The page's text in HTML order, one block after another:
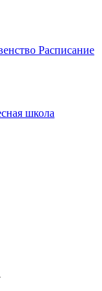
Расписание
школа